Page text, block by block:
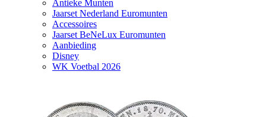
Antieke Munten
Jaarset Nederland Euromunten
Accessoires
Jaarset BeNeLux Euromunten
Aanbieding
Disney
WK Voetbal 2026